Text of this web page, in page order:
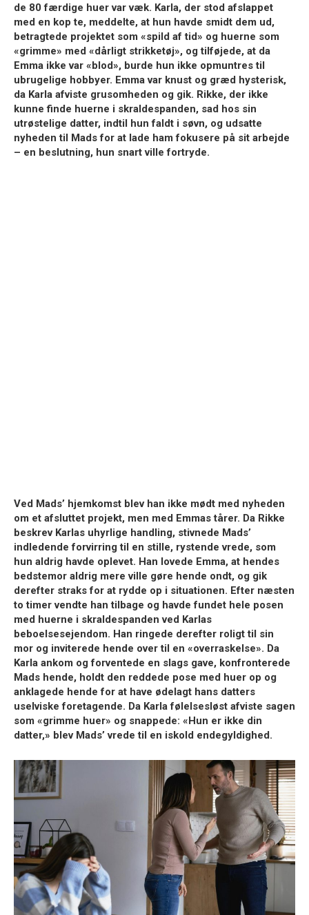
de 80 færdige huer var væk. Karla, der stod afslappet
med en kop te, meddelte, at hun havde smidt dem ud,
betragtede projektet som «spild af tid» og huerne som
«grimme» med «dårligt strikketøj», og tilføjede, at da
Emma ikke var «blod», burde hun ikke opmuntres til
ubrugelige hobbyer. Emma var knust og græd hysterisk,
da Karla afviste grusomheden og gik. Rikke, der ikke
kunne finde huerne i skraldespanden, sad hos sin
utrøstelige datter, indtil hun faldt i søvn, og udsatte
nyheden til Mads for at lade ham fokusere på sit arbejde
– en beslutning, hun snart ville fortryde.
Ved Mads’ hjemkomst blev han ikke mødt med nyheden
om et afsluttet projekt, men med Emmas tårer. Da Rikke
beskrev Karlas uhyrlige handling, stivnede Mads’
indledende forvirring til en stille, rystende vrede, som
hun aldrig havde oplevet. Han lovede Emma, at hendes
bedstemor aldrig mere ville gøre hende ondt, og gik
derefter straks for at rydde op i situationen. Efter næsten
to timer vendte han tilbage og havde fundet hele posen
med huerne i skraldespanden ved Karlas
beboelsesejendom. Han ringede derefter roligt til sin
mor og inviterede hende over til en «overraskelse». Da
Karla ankom og forventede en slags gave, konfronterede
Mads hende, holdt den reddede pose med huer op og
anklagede hende for at have ødelagt hans datters
uselviske foretagende. Da Karla følelsesløst afviste sagen
som «grimme huer» og snappede: «Hun er ikke din
datter,» blev Mads’ vrede til en iskold endegyldighed.